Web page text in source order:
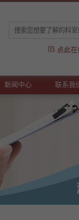
点此
新闻中心 联系我们